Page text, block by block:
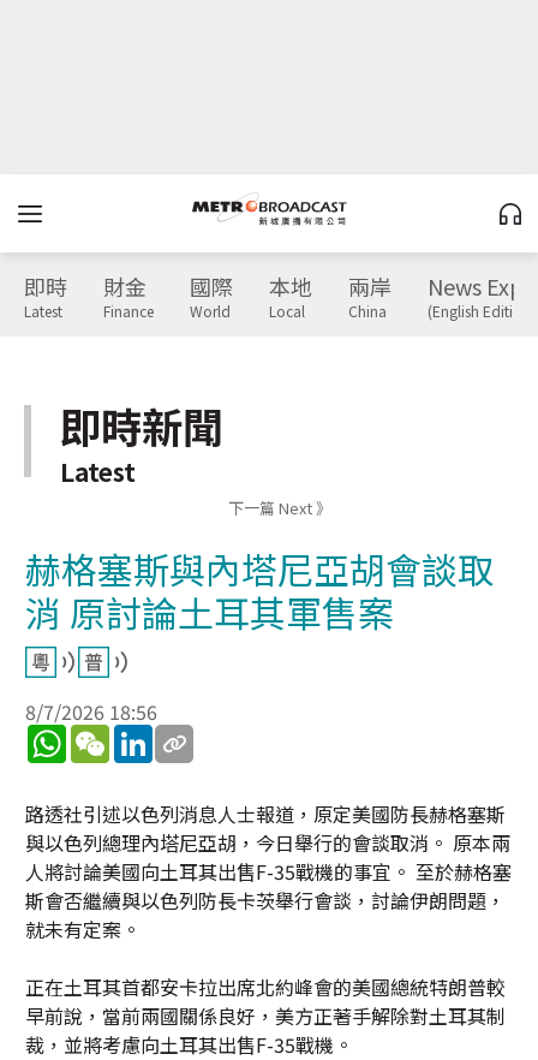
即時
Latest
財金
Finance
國際
World
本地
Local
兩岸
China
News
(English Edition)
即時新聞
Latest
下一篇 Next 》
赫格塞斯與內塔尼亞胡會談取
消 原討論土耳其軍售案
8/7/2026 18:56
WhatsApp
WeChatLinkedIn
路透社引述以色列消息人士報道，原定美國防長赫格塞斯
與以色列總理內塔尼亞胡，今日舉行的會談取消。 原本兩
人將討論美國向土耳其出售F-35戰機的事宜。 至於赫格塞
斯會否繼續與以色列防長卡茨舉行會談，討論伊朗問題，
就未有定案。
正在土耳其首都安卡拉出席北約峰會的美國總統特朗普較
早前說，當前兩國關係良好，美方正著手解除對土耳其制
裁，並將考慮向土耳其出售F-35戰機。